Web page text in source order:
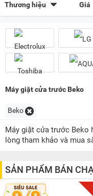
Thương hiệu
Electrolux (24)
Toshiba(15)
Hisense(9)
Giá
Sắp xếp theo
Bán chạy nhất Giá
Mới nhất Trả góp
Chọn khoảng giá
5 triệu - 8 triệu
(57)
10 triệu - 15 triệu (63)
15 triệu - 20 triệu
(15)
Máy giặt cửa trước Beko
Beko
Máy giặt cửa trước Beko
lòng tham khảo và mua
SẢN PHẨM BÁN